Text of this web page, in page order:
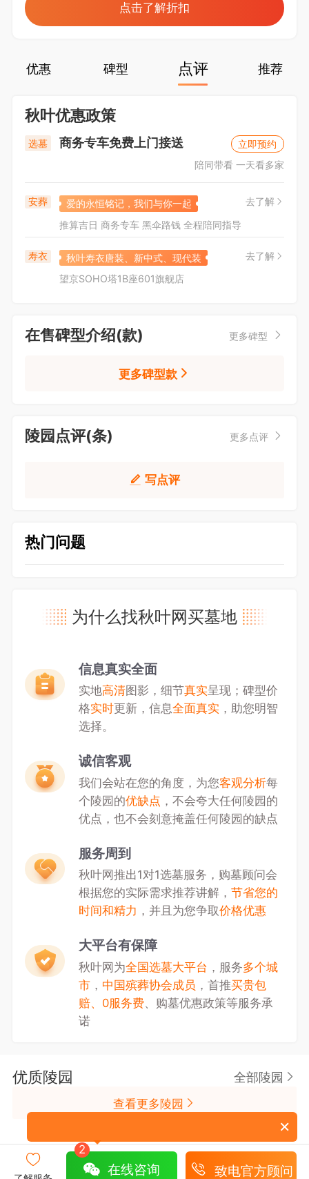
点击了解折扣
优惠 碑型 点评 推荐
秋叶优惠政策
选墓 商务专车免费上门接送
立即预约
陪同带看 一天看多家
安葬 爱的永恒铭记，我们与你一起
去了解
推算吉日 商务专车 黑伞路钱 全程陪同指导
寿衣 秋叶寿衣唐装、新中式、现代装
去了解
望京SOHO塔1B座601旗舰店
在售碑型介绍(款) 更多碑型
更多碑型款
陵园点评(条) 更多点评
写点评
热门问题
为什么找秋叶网买墓地
信息真实全面
实地高清图影，细节真实呈现；碑型价
格实时更新，信息全面真实，助您明智
选择。
诚信客观
我们会站在您的角度，为您客观分析每
个陵园的优缺点 ，不会夸大任何陵园的
优点，也不会刻意掩盖任何陵园的缺点
服务周到
秋叶网推出1对1选墓服务，购墓顾问会
根据您的实际需求推荐讲解， 节省您的
时间和精力 ，并且为您争取价格优惠
大平台有保障
秋叶网为全国选墓大平台 ，服务多个城
市， 中国殡葬协会成员 ，首推买贵包
赔、0服务费、购墓优惠政策等服务承
诺
优质陵园 全部陵园
查看更多陵园
2
在线咨询 致电官方顾问